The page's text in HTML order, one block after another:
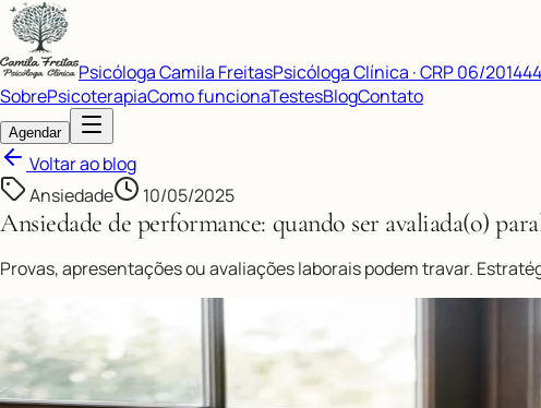
Psicóloga Camila FreitasPsicóloga Clínica · CRP 06/201444
SobrePsicoterapiaComo funcionaTestesBlogContato
Agendar
Voltar ao blog
Ansiedade
10/05/2025
Ansiedade de performance: quando ser avaliada(o)
Provas, apresentações ou avaliações laborais podem travar.